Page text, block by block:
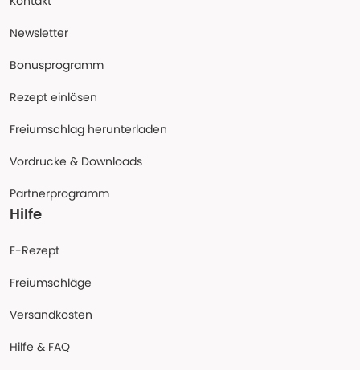
Newsletter
Bonusprogramm
Rezept einlösen
Freiumschlag herunterladen
Vordrucke & Downloads
Partnerprogramm
Hilfe
E-Rezept
Freiumschläge
Versandkosten
Hilfe & FAQ